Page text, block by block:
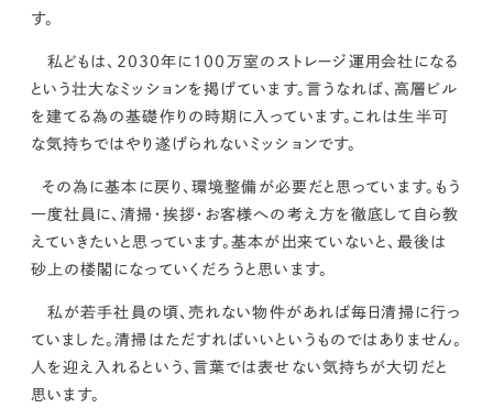
す。
私どもは、2030年に100万室のストレージ運用会社になる
という壮大なミッションを掲げています。 言うなれば、高層ビル
を建てる為の基礎作りの時期に入っています。これは生半可
な気持ちではやり遂げられないミッションです。
その為に基本に戻り、環境整備 が必要だと思っています。 もう
一度社員に、清掃・挨拶・お客様への考え方を徹底して自ら教
えていきたいと思っています。基本が出来ていないと、最後は
砂上の楼閣になっていくだろうと思います。
私が若手社員の頃、売れない物件があれば毎日清掃に行っ
ていました。清掃はただすればいいというものではありません。
人を迎え入れるという、言葉では表せない気持ちが大切だと
思います。